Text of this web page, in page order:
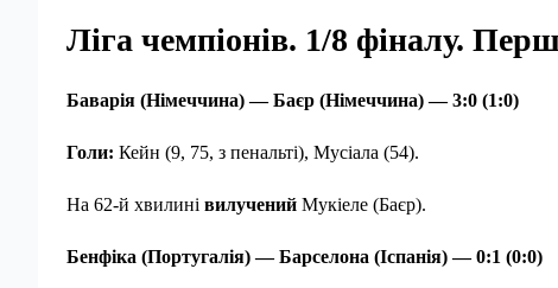
Ліга чемпіонів. 1/8 фіналу.
Баварія (Німеччина) — Баєр (Німеччина) — 3:0 (1:0)
Голи: Кейн (9, 75, з пенальті), Мусіала (54).
На 62-й хвилині вилучений Мукіеле (Баєр).
Бенфіка (Португалія) — Барселона (Іспанія) — 0:1 (0:0)